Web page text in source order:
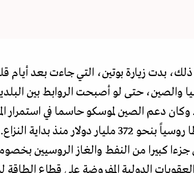
بدت زيارة بوتين، التي جاءت بعد أيام
وكان دعم الصين لموسكو حاسما في استمرار
دولار منذ بداية النزاع.
كبيرا من النفط والغاز الروسيين
الدولية المفروضة على قطاع